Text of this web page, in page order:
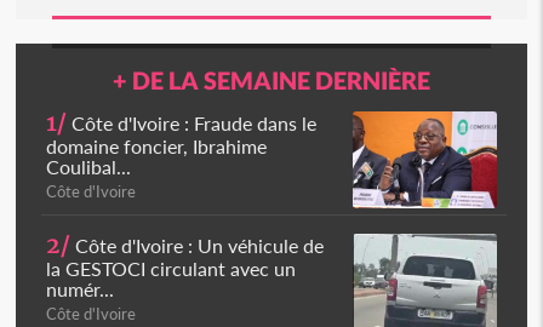
+ DE LA SEMAINE DERNIÈRE
1/ Côte d'Ivoire : Fraude dans le
domaine foncier, Ibrahime
Coulibal...
Côte d'Ivoire
2/ Côte d'Ivoire : Un véhicule de
la GESTOCI circulant avec un
numér...
Côte d'Ivoire